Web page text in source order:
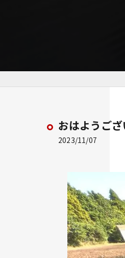
おはようご
2023/11/07